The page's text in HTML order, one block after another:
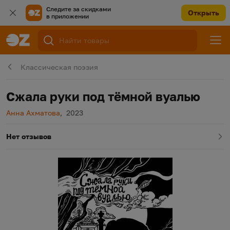
Следите за скидками
в приложении
Открыть
Классическая поэзия
Сжала руки под тёмной вуалью
Автор
Анна Ахматова, Год издания
2023
Нет отзывов